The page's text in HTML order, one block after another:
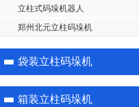
立柱式码垛机器人
郑州北元立柱码垛机
袋装立柱码垛机
箱装立柱码垛机